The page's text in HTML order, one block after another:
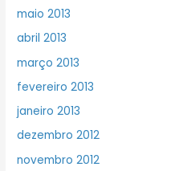
maio 2013
abril 2013
março 2013
fevereiro 2013
janeiro 2013
dezembro 2012
novembro 2012